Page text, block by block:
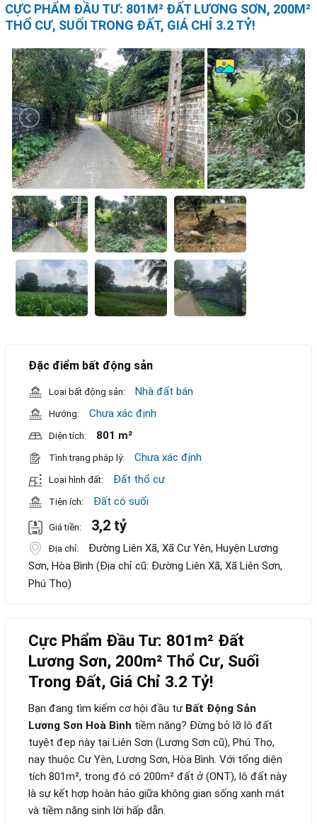
CỰC PHẨM ĐẦU TƯ: 801M² ĐẤT LƯƠNG SƠN, 200M²
THỔ CƯ, SUỐI TRONG ĐẤT, GIÁ CHỈ 3.2 TỶ!
Đặc điểm bất động sản
Loại bất động sản: Nhà đất bán
Hướng: Chưa xác định
Diện tích: 801 m²
Tình trạng pháp lý: Chưa xác định
Loại hình đất: Đất thổ cư
Tiện ích: Đất có suối
Giá tiền: 3,2 tỷ
Địa chỉ:
Đường Liên Xã, Xã Cư Yên, Huyện Lương
Sơn, Hòa Bình (Địa chỉ cũ: Đường Liên Xã, Xã Liên Sơn,
Phú Thọ)
Cực Phẩm Đầu Tư: 801m² Đất
Lương Sơn, 200m² Thổ Cư, Suối
Trong Đất, Giá Chỉ 3.2 Tỷ!
Bạn đang tìm kiếm cơ hội đầu tư Bất Động Sản
Lương Sơn Hoà Bình tiềm năng? Đừng bỏ lỡ lô đất
tuyệt đẹp này tại Liên Sơn (Lương Sơn cũ), Phú Thọ,
nay thuộc Cư Yên, Lương Sơn, Hòa Bình. Với tổng diện
tích 801m², trong đó có 200m² đất ở (ONT), lô đất này
là sự kết hợp hoàn hảo giữa không gian sống xanh mát
và tiềm năng sinh lời hấp dẫn.